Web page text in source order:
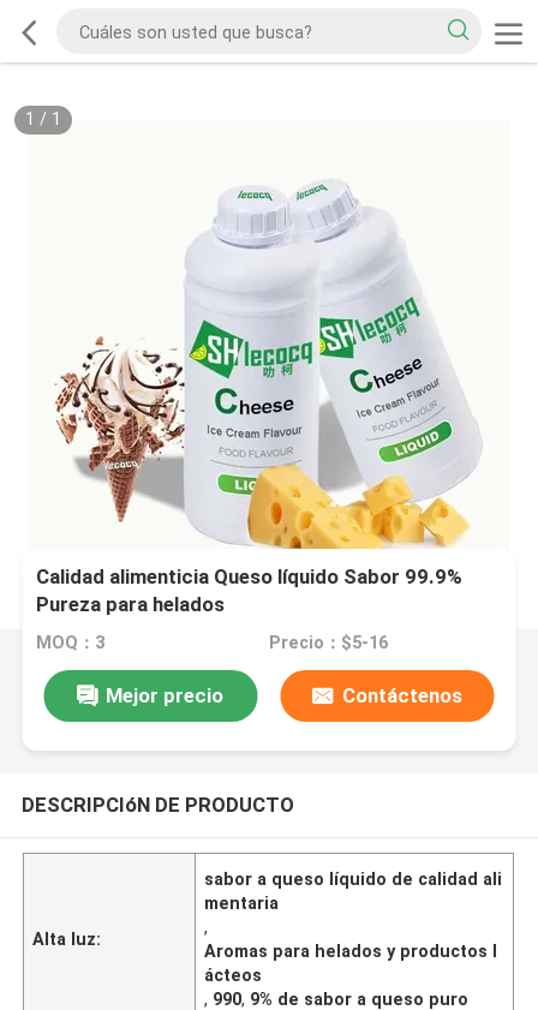
1 / 1
Calidad alimenticia Queso líquido Sabor 99.9%
Pureza para helados
MOQ：3 Precio：$5-16
Mejor precio Contáctenos
DESCRIPCIóN DE PRODUCTO
Alta luz:
sabor a queso líquido de calidad ali
mentaria
,
Aromas para helados y productos l
ácteos
, 990, 9% de sabor a queso puro